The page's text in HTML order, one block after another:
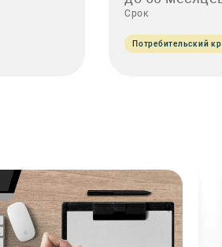
Срок
Потребительский